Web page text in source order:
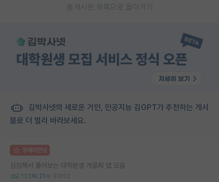
게시판 목록으로 돌아가기
김박사넷의 새로운 거인, 인공지능 김GPT가 추천하는 게시
물로 더 멀리 바라보세요.
명예의전당
심심해서 풀어보는 대학원생 개꿀AI 앱 모음
133 21 91002